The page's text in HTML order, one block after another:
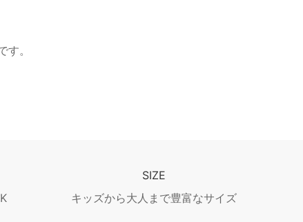
。
SIZE
キッズから大人まで豊富なサイズ